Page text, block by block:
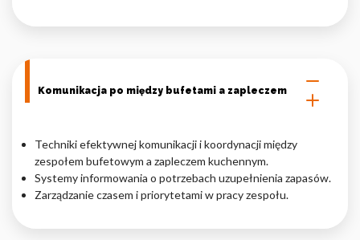
Komunikacja po między bufetami a zapleczem
Techniki efektywnej komunikacji i koordynacji między
zespołem bufetowym a zapleczem kuchennym.
Systemy informowania o potrzebach uzupełnienia zapasów.
Zarządzanie czasem i priorytetami w pracy zespołu.